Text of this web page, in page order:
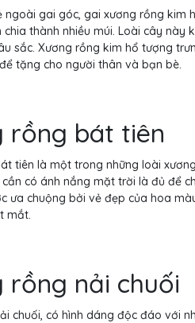
ngoài gai góc, gai xương rồng kim
thành nhiều múi. Loài cây
sắc. Xương rồng kim hổ tượng
tặng cho người thân và bạn bè.
rồng bát tiên
tiên là một trong những loài
cần có ánh nắng mặt trời là đủ để
ưa chuộng bởi vẻ đẹp của hoa
mắt.
rồng nải chuối
chuối, có hình dáng độc đáo với